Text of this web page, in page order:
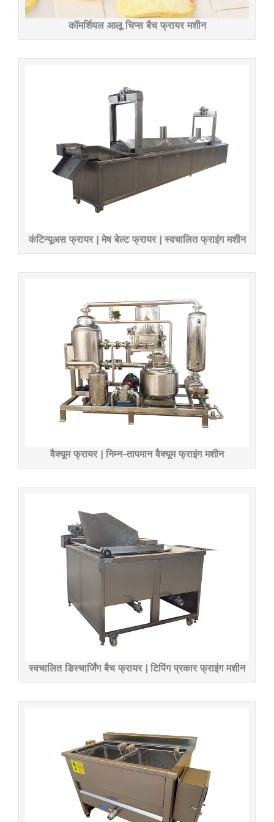
कॉमर्शियल आलू चिप्स बैच फ्रायर मशीन
कंटिन्यूअस फ्रायर | मेष बेल्ट फ्रायर | स्वचालित फ्राइंग मशीन
वैक्यूम फ्रायर | निम्न-तापमान वैक्यूम फ्राइंग मशीन
स्वचालित डिस्चार्जिंग बैच फ्रायर | टिपिंग प्रकार फ्राइंग मशीन